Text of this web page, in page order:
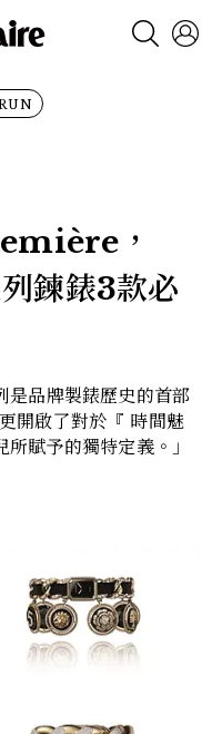
，
鍊錶3款必
品牌製錶歷史的首部
開啟了對於『 時間魅
賦予的獨特定義。」